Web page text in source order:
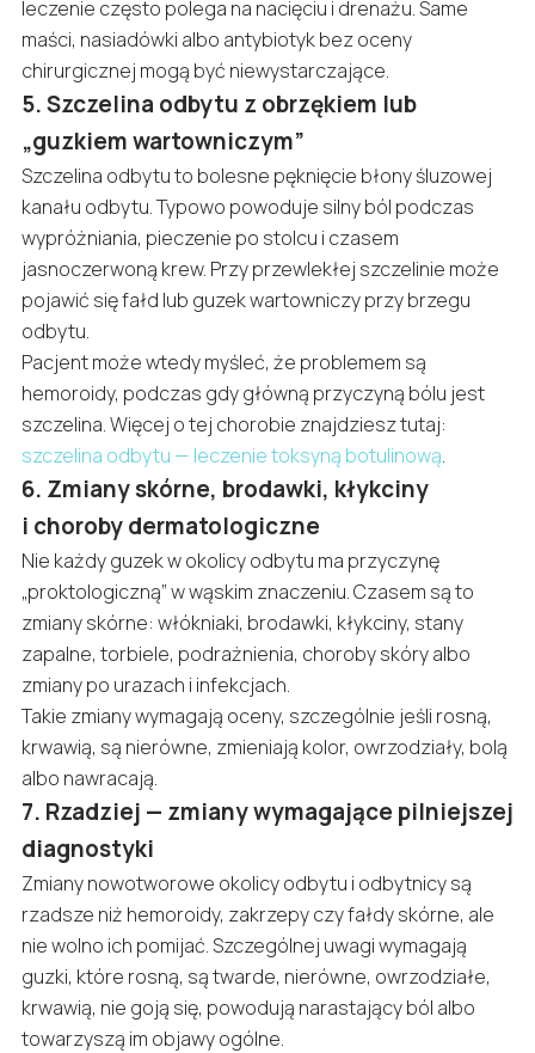
leczenie często polega na nacięciu i drenażu. Same
maści, nasiadówki albo antybiotyk bez oceny
chirurgicznej mogą być niewystarczające.
5. Szczelina odbytu z obrzękiem lub
„guzkiem wartowniczym”
Szczelina odbytu to bolesne pęknięcie błony śluzowej
kanału odbytu. Typowo powoduje silny ból podczas
wypróżniania, pieczenie po stolcu i czasem
jasnoczerwoną krew. Przy przewlekłej szczelinie może
pojawić się fałd lub guzek wartowniczy przy brzegu
odbytu.
Pacjent może wtedy myśleć, że problemem są
hemoroidy, podczas gdy główną przyczyną bólu jest
szczelina. Więcej o tej chorobie znajdziesz tutaj:
szczelina odbytu — leczenie toksyną botulinową.
6. Zmiany skórne, brodawki, kłykciny
i choroby dermatologiczne
Nie każdy guzek w okolicy odbytu ma przyczynę
„proktologiczną” w wąskim znaczeniu. Czasem są to
zmiany skórne: włókniaki, brodawki, kłykciny, stany
zapalne, torbiele, podrażnienia, choroby skóry albo
zmiany po urazach i infekcjach.
Takie zmiany wymagają oceny, szczególnie jeśli rosną,
krwawią, są nierówne, zmieniają kolor, owrzodziały, bolą
albo nawracają.
7. Rzadziej — zmiany wymagające pilniejszej
diagnostyki
Zmiany nowotworowe okolicy odbytu i odbytnicy są
rzadsze niż hemoroidy, zakrzepy czy fałdy skórne, ale
nie wolno ich pomijać. Szczególnej uwagi wymagają
guzki, które rosną, są twarde, nierówne, owrzodziałe,
krwawią, nie goją się, powodują narastający ból albo
towarzyszą im objawy ogólne.